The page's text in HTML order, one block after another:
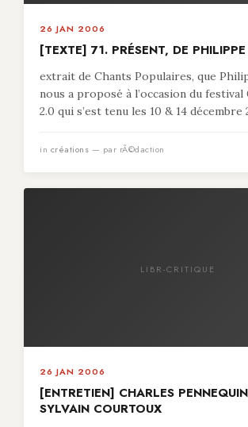
26 JAN 2006
[TEXTE] 71. PRÉSENT, DE
extrait de Chants Populaires, que
nous a proposé à l’occasion du
2.0 qui s’est tenu les 10 & 14 décembre
in créations — par rÃ©daction
LIBR-CRITIQUE
26 JAN 2006
[ENTRETIEN] CHARLES
SYLVAIN COURTOUX